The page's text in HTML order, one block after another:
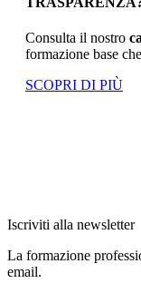
Consulta il nostro
formazione base
SCOPRI DI PIÙ
Iscriviti alla newsletter
La formazione
email.